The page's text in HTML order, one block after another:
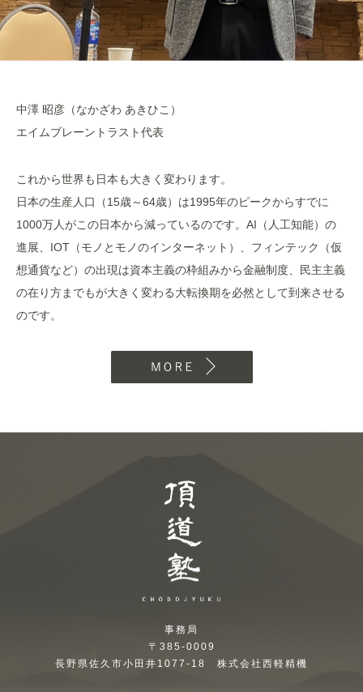
中澤 昭彦（なかざわ あきひこ）
エイムブレーントラスト代表
これから世界も日本も大きく変わります。
日本の生産人口（15歳～64歳）は1995年のピークからすでに
1000万人がこの日本から減っているのです。AI（人工知能）の
進展、IOT（モノとモノのインターネット）、フィンテック（仮
想通貨など）の出現は資本主義の枠組みから金融制度、民主主義
の在り方までもが大きく変わる大転換期を必然として到来させる
のです。
事務局
〒385-0009
長野県佐久市小田井1077-18 株式会社西軽精機